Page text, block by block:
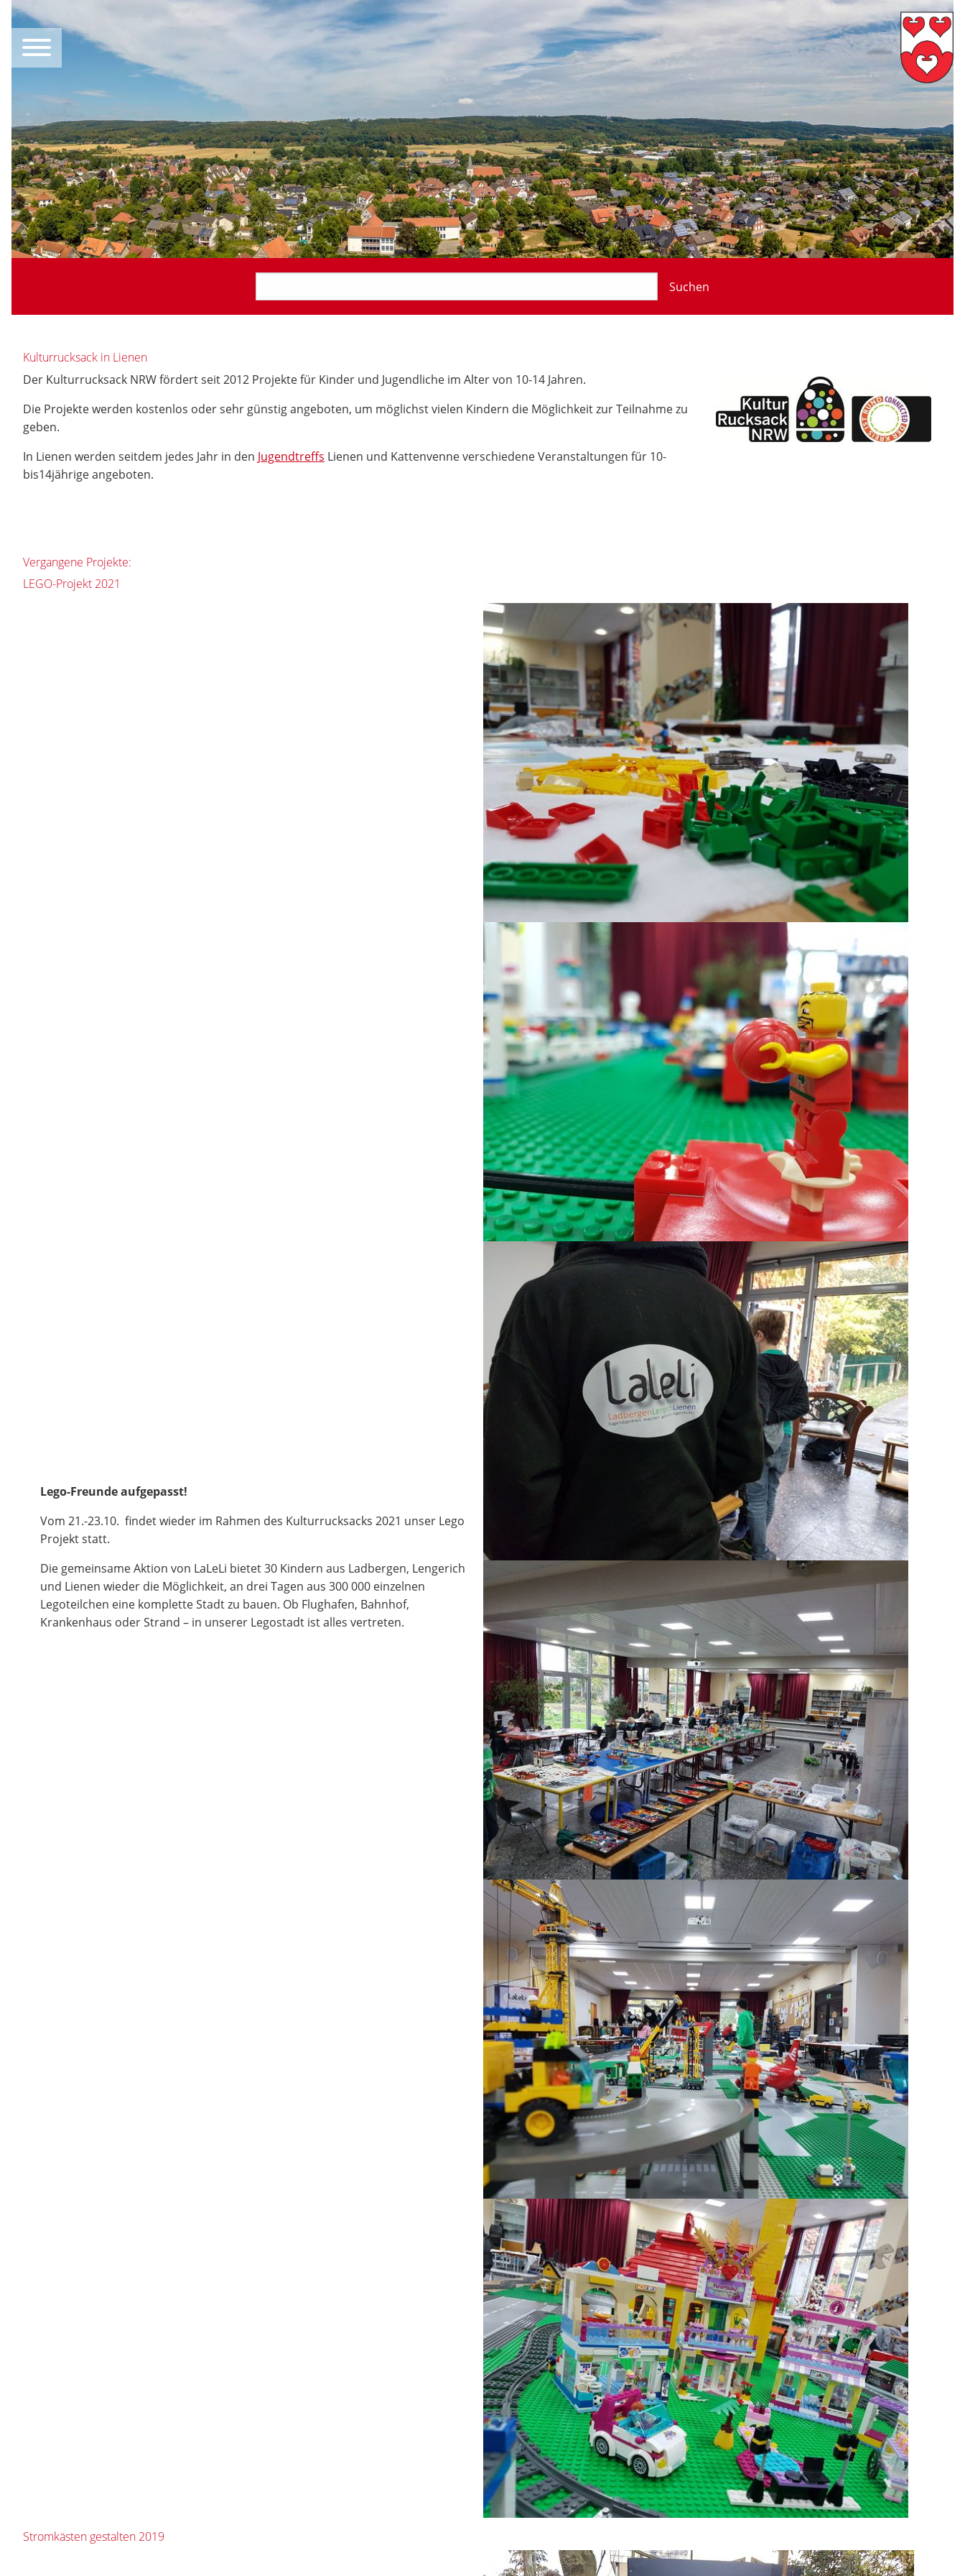
Suchen
Kulturrucksack in Lienen
Der Kulturrucksack NRW fördert seit 2012 Projekte für Kinder und Jugendliche im Alter von 10-14 Jahren.
Die Projekte werden kostenlos oder sehr günstig angeboten, um möglichst vielen Kindern die Möglichkeit zur Teilnahme zu
geben.
In Lienen werden seitdem jedes Jahr in den Jugendtreffs Lienen und Kattenvenne verschiedene Veranstaltungen für 10-
bis14jährige angeboten.
Vergangene Projekte:
LEGO-Projekt 2021
Lego-Freunde aufgepasst!
Vom 21.-23.10. findet wieder im Rahmen des Kulturrucksacks 2021 unser Lego
Projekt statt.
Die gemeinsame Aktion von LaLeLi bietet 30 Kindern aus Ladbergen, Lengerich
und Lienen wieder die Möglichkeit, an drei Tagen aus 300 000 einzelnen
Legoteilchen eine komplette Stadt zu bauen. Ob Flughafen, Bahnhof,
Krankenhaus oder Strand – in unserer Legostadt ist alles vertreten.
Stromkästen gestalten 2019